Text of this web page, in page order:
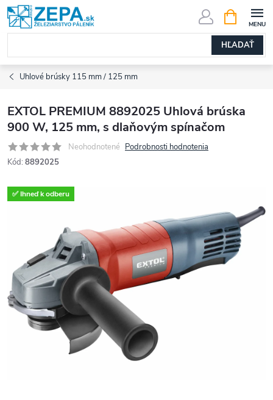
Prejsť
na
obsah
HĽADAŤ
KOŠÍK
Uhlové brúsky 115 mm / 125 mm
EXTOL PREMIUM 8892025 Uhlová brúska
900 W, 125 mm, s dlaňovým spínačom
Neohodnotené Podrobnosti hodnotenia
Kód: 8892025
✅ Ihneď k odberu